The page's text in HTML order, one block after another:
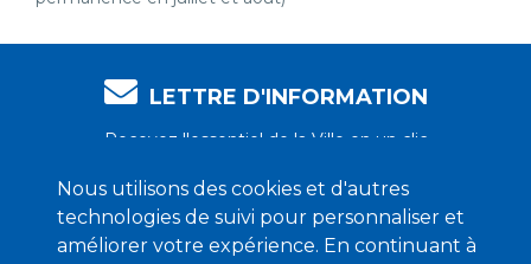
Nous utilisons des cookies et d'autres
technologies de suivi pour personnaliser et
améliorer votre expérience. En continuant à
LETTRE D'INFORMATION
Recevez l'essentiel de la Ville en un clic
Je m'abonne !